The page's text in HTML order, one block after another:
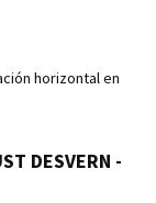
horizontal en
DESVERN -